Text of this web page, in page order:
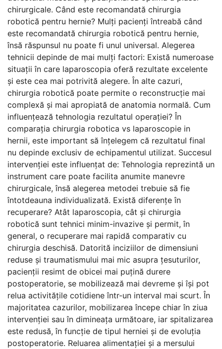
chirurgicale. Când este recomandată chirurgia
robotică pentru hernie? Mulți pacienți întreabă când
este recomandată chirurgia robotică pentru hernie,
însă răspunsul nu poate fi unul universal. Alegerea
tehnicii depinde de mai mulți factori: Există numeroase
situații în care laparoscopia oferă rezultate excelente
și este cea mai potrivită alegere. În alte cazuri,
chirurgia robotică poate permite o reconstrucție mai
complexă și mai apropiată de anatomia normală. Cum
influențează tehnologia rezultatul operației? În
comparația chirurgia robotica vs laparoscopie in
hernii, este important să înțelegem că rezultatul final
nu depinde exclusiv de echipamentul utilizat. Succesul
intervenției este influențat de: Tehnologia reprezintă un
instrument care poate facilita anumite manevre
chirurgicale, însă alegerea metodei trebuie să fie
întotdeauna individualizată. Există diferențe în
recuperare? Atât laparoscopia, cât și chirurgia
robotică sunt tehnici minim-invazive și permit, în
general, o recuperare mai rapidă comparativ cu
chirurgia deschisă. Datorită inciziilor de dimensiuni
reduse și traumatismului mai mic asupra țesuturilor,
pacienții resimt de obicei mai puțină durere
postoperatorie, se mobilizează mai devreme și își pot
relua activitățile cotidiene într-un interval mai scurt. În
majoritatea cazurilor, mobilizarea începe chiar în ziua
intervenției sau în dimineața următoare, iar spitalizarea
este redusă, în funcție de tipul herniei și de evoluția
postoperatorie. Reluarea alimentației și a mersului